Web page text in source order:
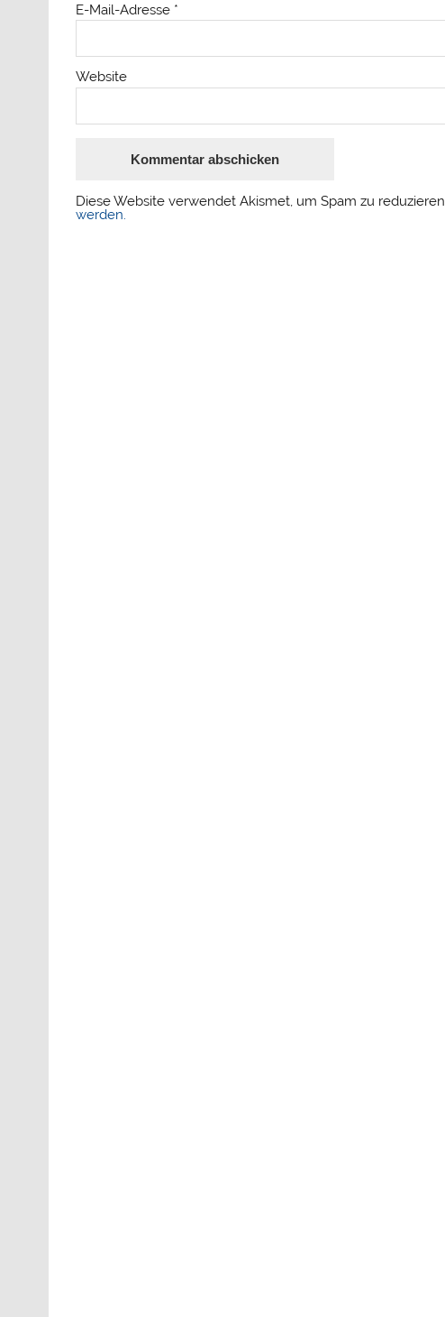
E-Mail-Adresse *
Website
Diese Website verwendet Akismet, um Spam zu reduzieren.
werden.